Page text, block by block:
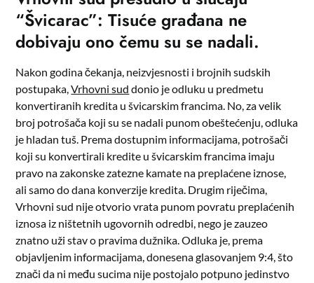
“Švicarac”: Tisuće građana ne
dobivaju ono čemu su se nadali.
Nakon godina čekanja, neizvjesnosti i brojnih sudskih
postupaka,Vrhovni sud donio je odluku u predmetu
konvertiranih kredita u švicarskim francima. No, za velik
broj potrošača koji su se nadali punom obeštećenju, odluka
je hladan tuš. Prema dostupnim informacijama, potrošači
koji su konvertirali kredite u švicarskim francima imaju
pravo na zakonske zatezne kamate na preplaćene iznose,
ali samo do dana konverzije kredita. Drugim riječima,
Vrhovni sud nije otvorio vrata punom povratu preplaćenih
iznosa iz ništetnih ugovornih odredbi, nego je zauzeo
znatno uži stav o pravima dužnika. Odluka je, prema
objavljenim informacijama, donesena glasovanjem 9:4, što
znači da ni među sucima nije postojalo potpuno jedinstvo